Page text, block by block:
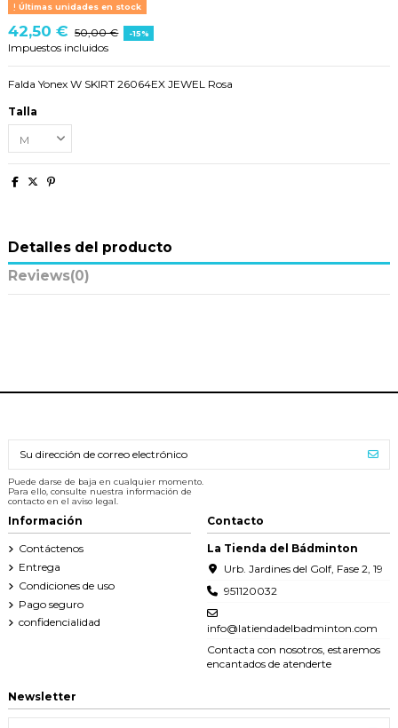
Últimas unidades en stock
42,50 € 50,00 € -15%
Impuestos incluidos
Falda Yonex W SKIRT 26064EX JEWEL Rosa
Talla
Detalles del producto
Reviews(0)
Puede darse de baja en cualquier momento.
Para ello, consulte nuestra información de
contacto en el aviso legal.
Información
Contáctenos
Entrega
Condiciones de uso
Pago seguro
confidencialidad
Contacto
La Tienda del Bádminton
Urb. Jardines del Golf, Fase 2, 19
951120032
info@latiendadelbadminton.com
Contacta con nosotros, estaremos
encantados de atenderte
Newsletter